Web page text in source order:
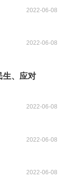
2022-06-08
2022-06-08
生、应对
2022-06-08
2022-06-08
2022-06-08